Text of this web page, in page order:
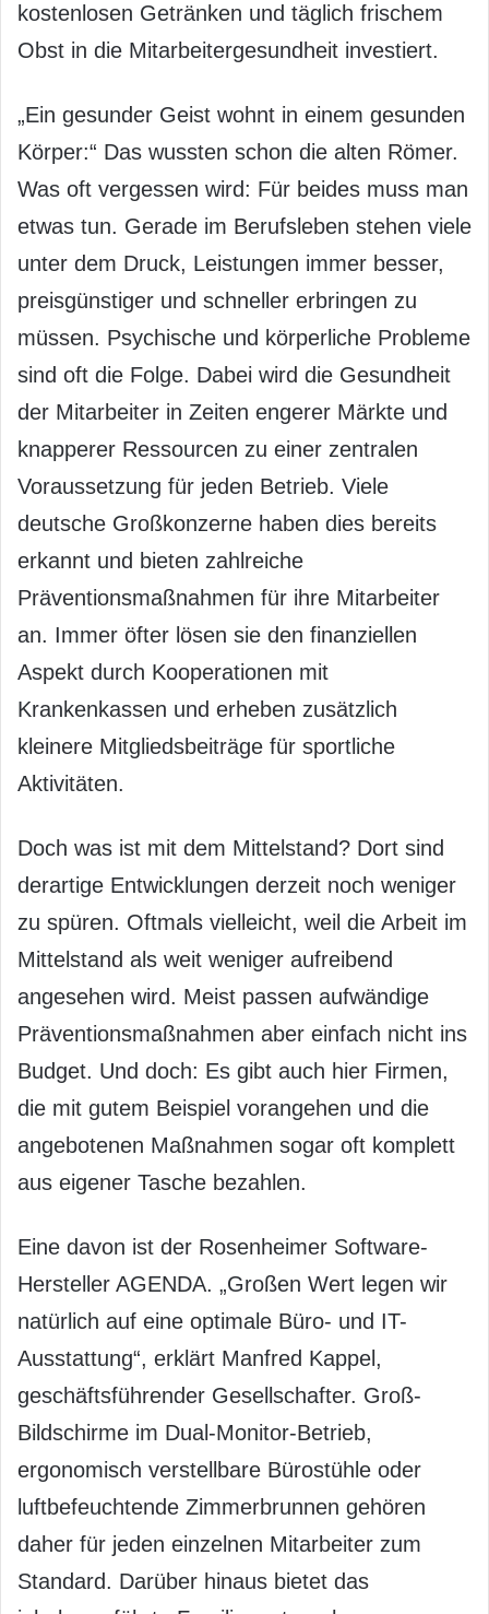
kostenlosen Getränken und täglich frischem
Obst in die Mitarbeitergesundheit investiert.
„Ein gesunder Geist wohnt in einem gesunden
Körper:“ Das wussten schon die alten Römer.
Was oft vergessen wird: Für beides muss man
etwas tun. Gerade im Berufsleben stehen viele
unter dem Druck, Leistungen immer besser,
preisgünstiger und schneller erbringen zu
müssen. Psychische und körperliche Probleme
sind oft die Folge. Dabei wird die Gesundheit
der Mitarbeiter in Zeiten engerer Märkte und
knapperer Ressourcen zu einer zentralen
Voraussetzung für jeden Betrieb. Viele
deutsche Großkonzerne haben dies bereits
erkannt und bieten zahlreiche
Präventionsmaßnahmen für ihre Mitarbeiter
an. Immer öfter lösen sie den finanziellen
Aspekt durch Kooperationen mit
Krankenkassen und erheben zusätzlich
kleinere Mitgliedsbeiträge für sportliche
Aktivitäten.
Doch was ist mit dem Mittelstand? Dort sind
derartige Entwicklungen derzeit noch weniger
zu spüren. Oftmals vielleicht, weil die Arbeit im
Mittelstand als weit weniger aufreibend
angesehen wird. Meist passen aufwändige
Präventionsmaßnahmen aber einfach nicht ins
Budget. Und doch: Es gibt auch hier Firmen,
die mit gutem Beispiel vorangehen und die
angebotenen Maßnahmen sogar oft komplett
aus eigener Tasche bezahlen.
Eine davon ist der Rosenheimer Software-
Hersteller AGENDA. „Großen Wert legen wir
natürlich auf eine optimale Büro- und IT-
Ausstattung“, erklärt Manfred Kappel,
geschäftsführender Gesellschafter. Groß-
Bildschirme im Dual-Monitor-Betrieb,
ergonomisch verstellbare Bürostühle oder
luftbefeuchtende Zimmerbrunnen gehören
daher für jeden einzelnen Mitarbeiter zum
Standard. Darüber hinaus bietet das